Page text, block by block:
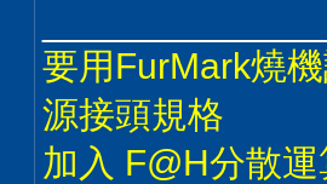
要用FurMark燒
源接頭規格
加入 F@H分散